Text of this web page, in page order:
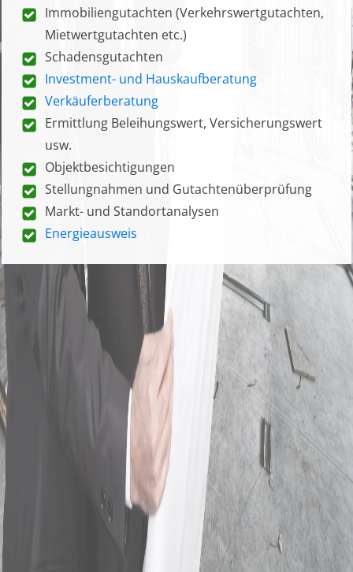
Immobiliengutachten (Verkehrswertgutachten,
Mietwertgutachten etc.)
Schadensgutachten
Investment- und Hauskaufberatung
Verkäuferberatung
Ermittlung Beleihungswert, Versicherungswert
usw.
Objektbesichtigungen
Stellungnahmen und Gutachtenüberprüfung
Markt- und Standortanalysen
Energieausweis